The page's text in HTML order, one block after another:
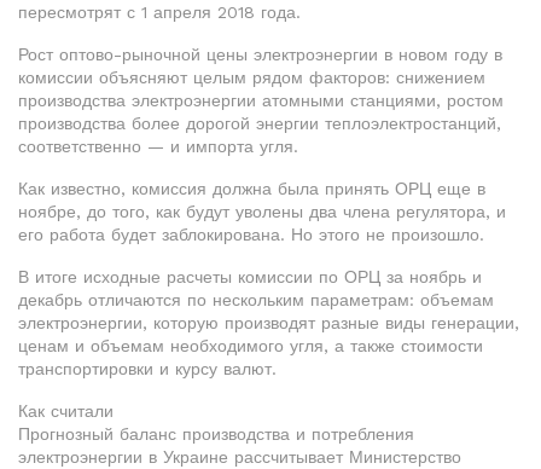
пересмотрят с 1 апреля 2018 года.
Рост оптово-рыночной цены электроэнергии в новом году в
комиссии объясняют целым рядом факторов: снижением
производства электроэнергии атомными станциями, ростом
производства более дорогой энергии теплоэлектростанций,
соответственно — и импорта угля.
Как известно, комиссия должна была принять ОРЦ еще в
ноябре, до того, как будут уволены два члена регулятора, и
его работа будет заблокирована. Но этого не произошло.
В итоге исходные расчеты комиссии по ОРЦ за ноябрь и
декабрь отличаются по нескольким параметрам: объемам
электроэнергии, которую производят разные виды генерации,
ценам и объемам необходимого угля, а также стоимости
транспортировки и курсу валют.
Как считали
Прогнозный баланс производства и потребления
электроэнергии в Украине рассчитывает Министерство